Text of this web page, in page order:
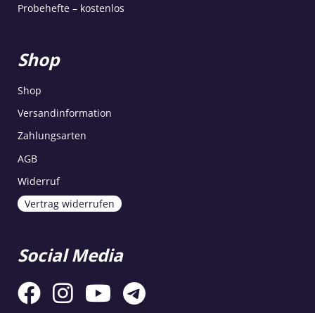
Probehefte – kostenlos
Shop
Shop
Versandinformation
Zahlungsarten
AGB
Widerruf
Vertrag widerrufen
Social Media